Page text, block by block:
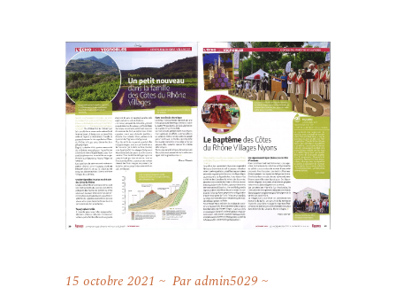
15 octobre 2021 Paradmin5029